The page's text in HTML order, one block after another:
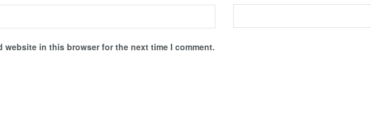
website in this browser for the next time I comment.